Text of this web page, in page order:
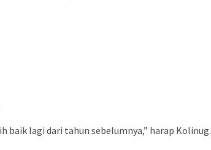
baik lagi dari tahun sebelumnya,” harap Kolinug.